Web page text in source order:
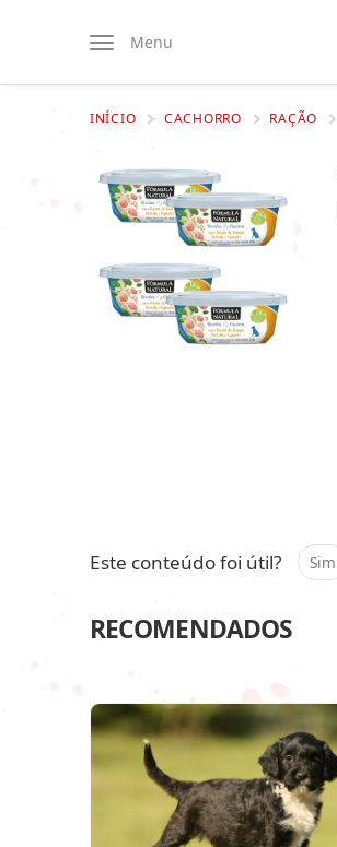
Menu
INÍCIO CACHORRO RAÇÃO
Este conteúdo foi útil? Sim
RECOMENDADOS